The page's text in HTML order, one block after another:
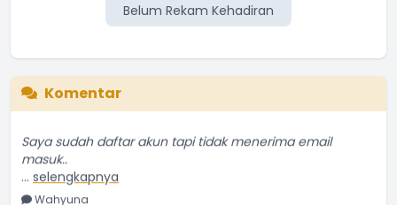
Belum Rekam Kehadiran
Komentar
masuk..
...selengkapnya
Wahyuna